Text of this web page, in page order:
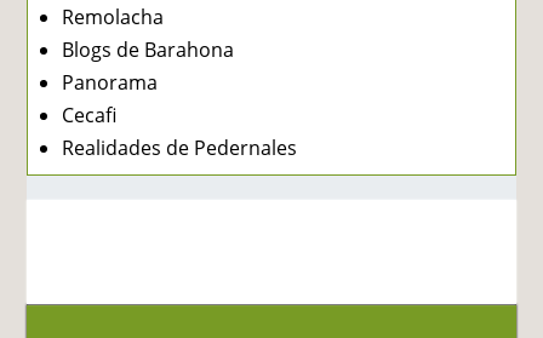
Remolacha
Blogs de Barahona
Panorama
Cecafi
Realidades de Pedernales